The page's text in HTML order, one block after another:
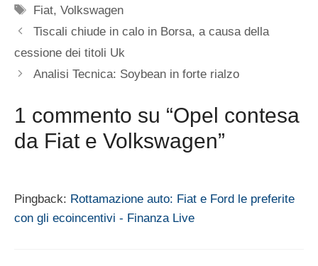
Tag
Fiat,Volkswagen
Tiscali chiude in calo in Borsa, a causa della
cessione dei titoli Uk
Analisi Tecnica: Soybean in forte rialzo
1 commento su “Opel contesa
da Fiat e Volkswagen”
Pingback: Rottamazione auto: Fiat e Ford le preferite
con gli ecoincentivi - Finanza Live